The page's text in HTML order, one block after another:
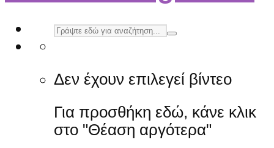
Δεν έχουν επιλεγεί βίντεο
Για προσθήκη εδώ, κάνε κλικ
στο "Θέαση αργότερα"